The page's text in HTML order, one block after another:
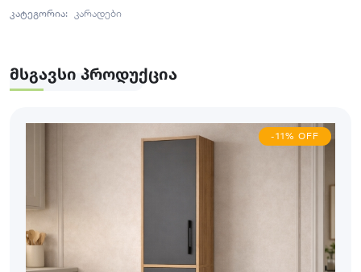
კატეგორია: კარადები
Მსგავსი Პროდუქცია
-11% OFF